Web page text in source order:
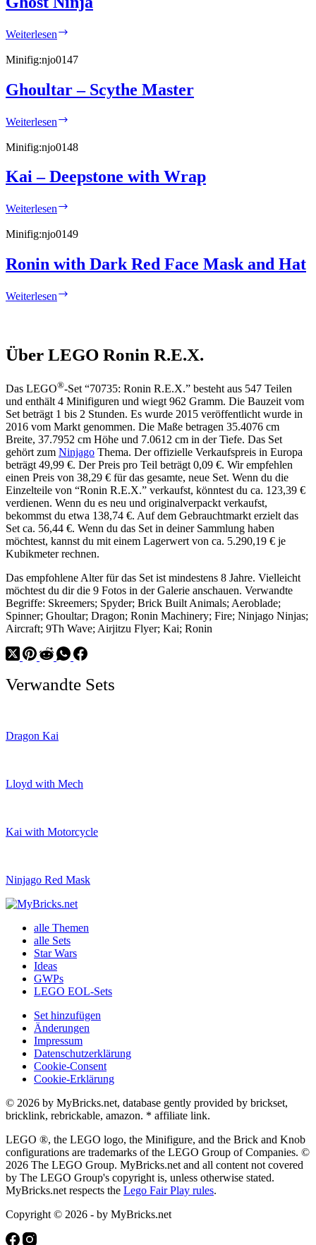
Weiterlesen
Minifig:njo0147
Ghoultar – Scythe Master
Weiterlesen
Scythe
Minifig:njo0148
Kai – Deepstone with Wrap
Weiterlesen
Deepstone
Wrap
Minifig:njo0149
Ronin with Dark Red Face Mask and Hat
Weiterlesen
Mask
Hat
Über LEGO Ronin R.E.X.
Das LEGO®-Set “70735: Ronin R.E.X.” besteht aus 547 Teilen
und enthält 4 Minifiguren und wiegt 962 Gramm. Die Bauzeit vom
Set beträgt 1 bis 2 Stunden. Es wurde 2015 veröffentlicht wurde in
2016 vom Markt genommen. Die Maße betragen 35.4076 cm
Breite, 37.7952 cm Höhe und 7.0612 cm in der Tiefe. Das Set
gehört zum Ninjago Thema. Der offizielle Verkaufspreis in Europa
beträgt 49,99 €. Der Preis pro Teil beträgt 0,09 €. Wir empfehlen
einen Preis von 38,29 € für das gesamte, neue Set. Wenn du die
Einzelteile von “Ronin R.E.X.” verkaufst, könntest du ca. 123,39 €
verdienen. Wenn du es neu und originalverpackt verkaufst,
bekommst du etwa 138,74 €. Auf dem Gebrauchtmarkt erzielt das
Set ca. 56,44 €. Wenn du das Set in deiner Sammlung haben
möchtest, kannst du mit einem Lagerwert von ca. 5.290,19 € je
Kubikmeter rechnen.
Das empfohlene Alter für das Set ist mindestens 8 Jahre. Vielleicht
möchtest du dir die 9 Fotos in der Galerie anschauen. Verwandte
Begriffe: Skreemers; Spyder; Brick Built Animals; Aeroblade;
Spinner; Ghoultar; Dragon; Ronin Machinery; Fire; Ninjago Ninjas;
Aircraft; 9Th Wave; Airjitzu Flyer; Kai; Ronin
Verwandte Sets
Dragon Kai
Lloyd with Mech
Kai with Motorcycle
Ninjago Red Mask
alle Themen
alle Sets
Star Wars
Ideas
GWPs
LEGO EOL-Sets
Set hinzufügen
Änderungen
Impressum
Datenschutzerklärung
Cookie-Consent
Cookie-Erklärung
© 2026 by MyBricks.net, database gently provided by brickset,
bricklink, rebrickable, amazon. * affiliate link.
LEGO ®, the LEGO logo, the Minifigure, and the Brick and Knob
configurations are trademarks of the LEGO Group of Companies. ©
2026 The LEGO Group. MyBricks.net and all content not covered
by The LEGO Group's copyright is, unless otherwise stated.
MyBricks.net respects the Lego Fair Play rules.
Copyright © 2026 - by MyBricks.net